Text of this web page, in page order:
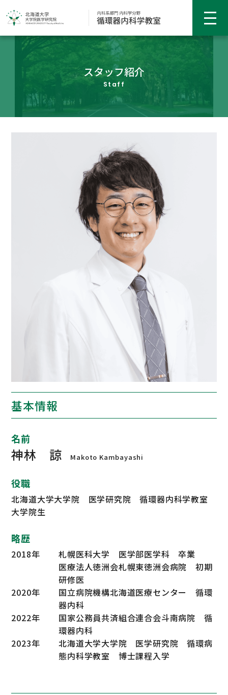
ホーム
概要
スタッフ紹介
Staff
基本情報
名前
神林 諒 Makoto Kambayashi
役職
北海道大学大学院 医学研究院 循環器内科学教室
大学院生
略歴
2018年
札幌医科大学 医学部医学科 卒業
医療法人徳洲会札幌東徳洲会病院 初期
研修医
2020年
国立病院機構北海道医療センター 循環
器内科
2022年
国家公務員共済組合連合会斗南病院 循
環器内科
2023年
北海道大学大学院 医学研究院 循環病
態内科学教室 博士課程入学